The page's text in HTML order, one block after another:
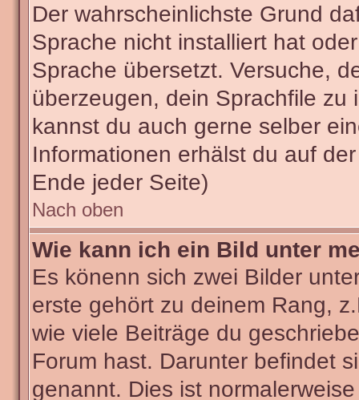
Der wahrscheinlichste Grund
Sprache nicht installiert hat
Sprache übersetzt. Versuche,
überzeugen, dein Sprachfile zu
kannst du auch gerne selber
Informationen erhälst du auf
Ende jeder Seite)
Nach oben
Wie kann ich ein Bild unter
Es könenn sich zwei Bilder
erste gehört zu deinem Rang,
wie viele Beiträge du
Forum hast. Darunter befindet
genannt. Dies ist